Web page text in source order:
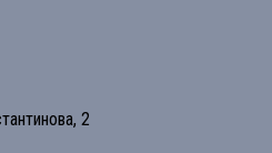
2